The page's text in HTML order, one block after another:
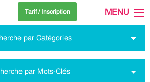
Tarif / Inscription MENU
par Catégories
par Mots-Clés